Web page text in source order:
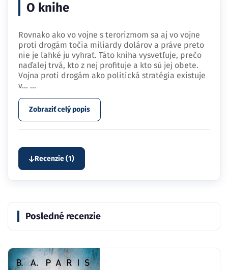
O knihe
Rovnako ako vo vojne s terorizmom sa aj vo vojne
proti drogám točia miliardy dolárov a práve preto
nie je ľahké ju vyhrať. Táto kniha vysvetľuje, prečo
naďalej trvá, kto z nej profituje a kto sú jej obete.
Vojna proti drogám ako politická stratégia existuje
v… ...
Zobraziť celý popis
Recenzie (1)
Posledné recenzie